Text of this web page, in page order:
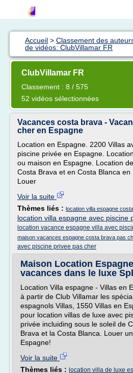
Accueil > Classement des
de vidéos: ClubVillamar FR
ClubVillamar FR
Classement : 8 / 575
52 vidéos sélectionnées
Vacances costa brava -
cher en Espagne
Location en Espagne. 2200 Villas
piscine privée en Espagne.
ou maison en Espagne. Location
Costa Brava et en Costa Blanca en
Louer
Voir la suite
Thèmes liés : location villa espagne
location villa espagne avec piscine
location vacance espagne villa avec
maison vacances espagne costa brava pas
avec piscine privee pas cher
Maison Location
vacances dans le luxe
Location Villa espagne - Villas en
à partir de Club Villamar les
espagnols Villas, 1550 Villas en
pour location villas de luxe avec
privée incluiding sous le soleil de
Brava et la Costa Blanca. Louer
Espagne!
Voir la suite
Thèmes liés : location villa de luxe